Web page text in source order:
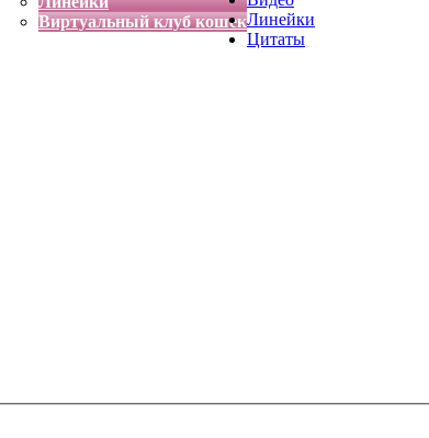
Виртуальный клуб кошекЛинейки
Цитаты